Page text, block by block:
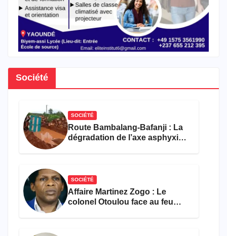
Société
SOCIÉTÉ
Route Bambalang-Bafanji : La
dégradation de l’axe asphyxie
SOCIÉTÉ
Affaire Martinez Zogo : Le
colonel Otoulou face au feu